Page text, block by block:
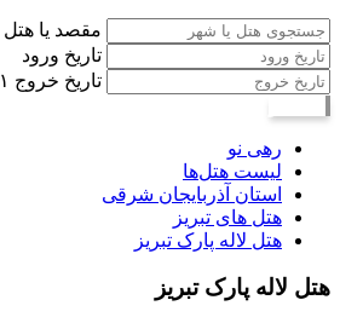
مقصد یا هتل
تاریخ ورود
تاریخ خروج ۱
رهی نو
لیست هتل‌ها
استان آذربایجان شرقی
هتل های تبریز
هتل لاله پارک تبریز
هتل لاله پارک تبریز